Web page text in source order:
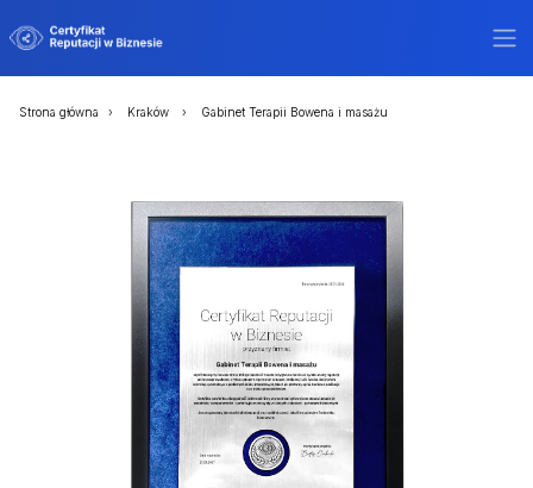
Strona główna Kraków Gabinet Terapii Bowena i masażu